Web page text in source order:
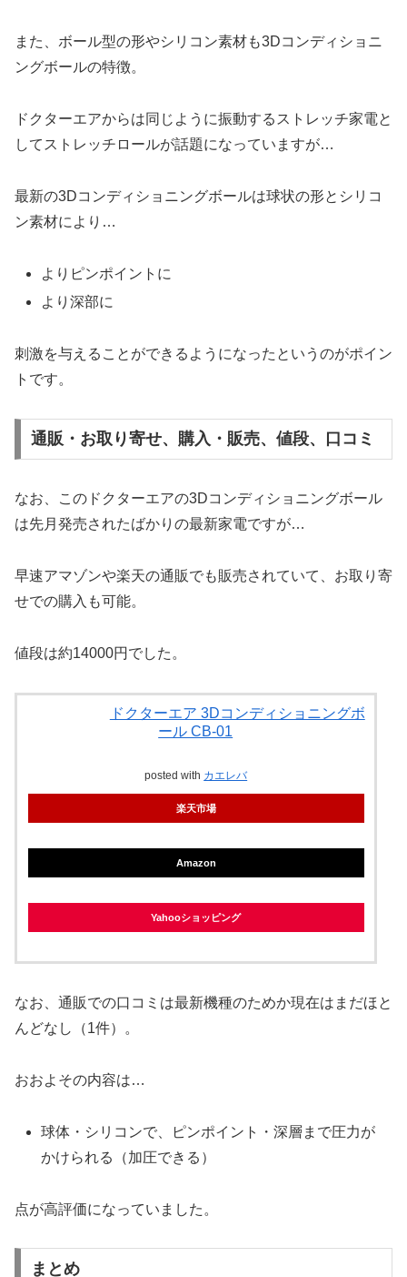
また、ボール型の形やシリコン素材も3Dコンディショニ
ングボールの特徴。
ドクターエアからは同じように振動するストレッチ家電と
してストレッチロールが話題になっていますが…
最新の3Dコンディショニングボールは球状の形とシリコ
ン素材により…
よりピンポイントに
より深部に
刺激を与えることができるようになったというのがポイン
トです。
通販・お取り寄せ、購入・販売、値段、口コミ
なお、このドクターエアの3Dコンディショニングボール
は先月発売されたばかりの最新家電ですが…
早速アマゾンや楽天の通販でも販売されていて、お取り寄
せでの購入も可能。
値段は約14000円でした。
ドクターエア 3Dコンディショニングボ
ール CB-01
posted with カエレバ
楽天市場
Amazon
Yahooショッピング
なお、通販での口コミは最新機種のためか現在はまだほと
んどなし（1件）。
おおよその内容は…
球体・シリコンで、ピンポイント・深層まで圧力が
かけられる（加圧できる）
点が高評価になっていました。
まとめ